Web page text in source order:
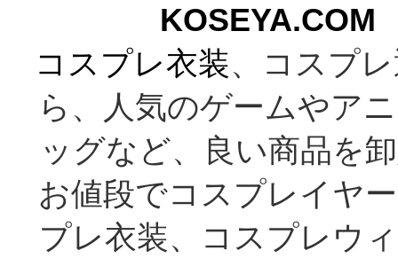
コスプレ衣装、コスプ
ら、人気のゲームやア
ッグなど、良い商品を
お値段でコスプレイヤ
プレ衣装、コスプレウ